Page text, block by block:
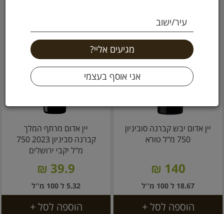
עיר/ישוב
יין אדום יבש קברנה סוביניון
750 מ"ל טורא
140 ₪
18.67 ל 100 מ''ל
הוספה לסל +
יין אדום מרתף המלך
קברנה סביניון 2023 750
מ"ל יקבי ירושלים
39.9 ₪
5.32 ל 100 מ''ל
הוספה לסל +